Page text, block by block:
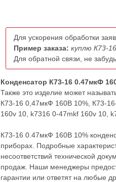
Для ускорения обработки
Пример заказа: куплю К73-
Для обратной связи, не
Конденсатор К73-16 0.47мкФ
Также это изделие может
К73-16 0,47мкФ 160В 10%, К73-
160v 10, k7316 0-47mkf 160v 10,
К73-16 0.47мкФ 160В 10%
приборах. Подробные
несоответствий технической
продаж. Наши менеджеры
гарантии или ответят на любые